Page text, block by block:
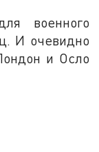
военного
И очевидно
и Осло